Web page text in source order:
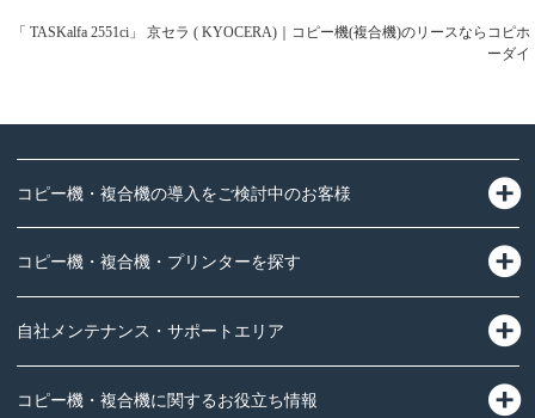
「 TASKalfa 2551ci」 京セラ ( KYOCERA)｜コピー機(複合機)のリースならコピホ
ーダイ
コピー機・複合機の導入をご検討中のお客様
コピー機・複合機・プリンターを探す
自社メンテナンス・サポートエリア
コピー機・複合機に関するお役立ち情報